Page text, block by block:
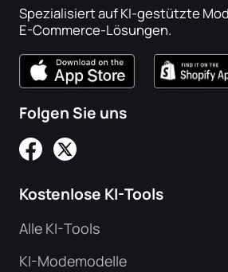
Spezialisiert auf KI-gestützte
E-Commerce-Lösungen.
Folgen Sie uns
Kostenlose KI-Tools
Alle KI-Tools
KI-Modemodelle